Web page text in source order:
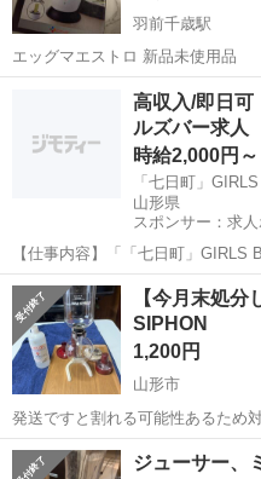
羽前千歳駅
エッグマエストロ 新品未使用品
山形市 羽前千歳駅
高収入/即日可
ルズバー求人
時給2,000円～
「七日町」
山形県
スポンサー：求
【仕事内容】「「七日町」GIRLS
お仕事はとっても簡単です! お客
などのお酒を作るだけ 難しいス
ださい 未経験者さんでも...
アルバイト・パート
【今月末処
SIPHON
1,200円
山形市
発送ですと割れる可能性あるため
山形 山形市 キッチン家電
ジューサー、